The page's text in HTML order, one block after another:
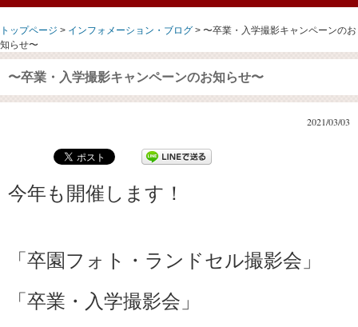
トップページ > インフォメーション・ブログ > 〜卒業・入学撮影キャンペーンのお
知らせ〜
〜卒業・入学撮影キャンペーンのお知らせ〜
2021/03/03
今年も開催します！
「卒園フォト・ランドセル撮影会」
「卒業・入学撮影会」